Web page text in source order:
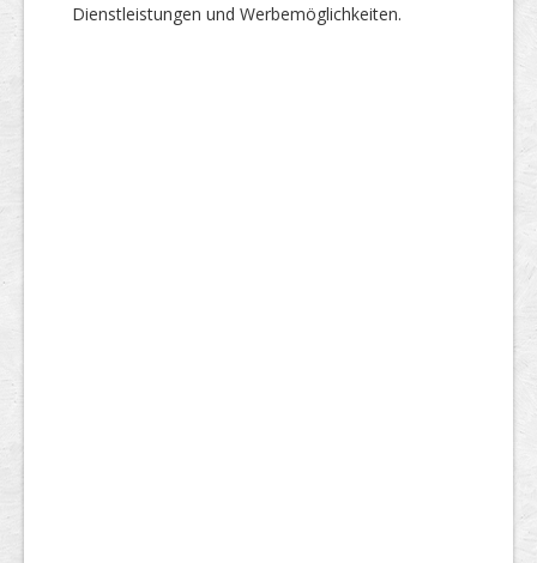
Dienstleistungen und Werbemöglichkeiten.